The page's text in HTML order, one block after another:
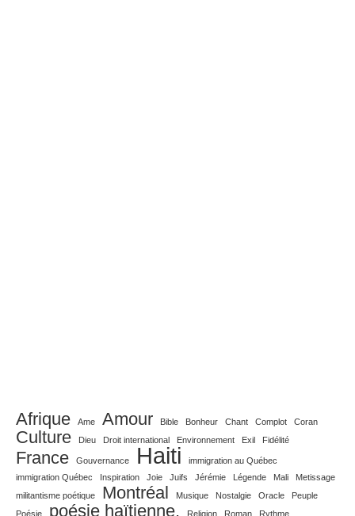
Afrique Ame Amour Bible Bonheur Chant Complot Coran
Culture Dieu Droit international Environnement Exil Fidélité
France Gouvernance Haiti
immigration au Québec
immigration Québec
Inspiration Joie Juifs Jérémie Légende Mali
Metissage
militantisme poétique
Montréal Musique Nostalgie Oracle
Peuple
Poésie
poésie haïtienne. Religion Roman Rythme